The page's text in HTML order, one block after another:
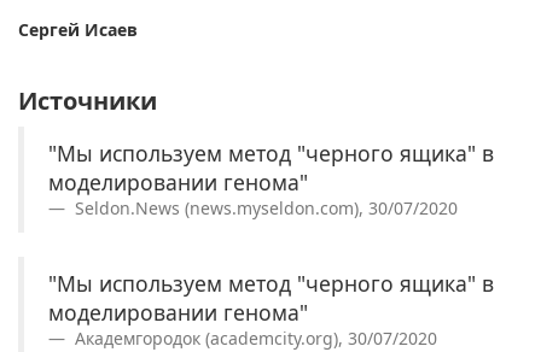
Сергей Исаев
Источники
"Мы используем метод "черного ящика" в
моделировании генома"
Seldon.News (news.myseldon.com), 30/07/2020
"Мы используем метод "черного ящика" в
моделировании генома"
Академгородок (academcity.org), 30/07/2020